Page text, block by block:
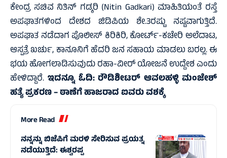
ಕೇಂದ್ರ ಸಚಿವ ನಿತಿನ್ ಗಡ್ಕರಿ (Nitin Gadkari) ಮಾಹಿತಿಯಂತೆ ರಸ್ತೆ
ಅಪಘಾತಗಳಿಂದ ದೇಶದ ಜಿಡಿಪಿಯ ಶೇ.3ರಷ್ಟು ನಷ್ಟವಾಗುತ್ತಿದೆ.
ಅಪಘಾತ ನಡೆದಾಗ ಪೊಲೀಸ್ ಕಿರಿಕಿರಿ, ಕೋರ್ಟ್-ಕಚೇರಿ ಅಲೆದಾಟ,
ಆಸ್ಪತ್ರೆ ಖರ್ಚು, ಕಾನೂನಿಗೆ ಹೆದರಿ ಜನ ಸಹಾಯ ಮಾಡಲು ಬರಲ್ಲ. ಈ
ಭಯ ಹೋಗಲಾಡಿಸುವುದು ರಹಾ-ವೀರ್ ಯೋಜನೆ ಉದ್ದೇಶ ಎಂದು
ಹೇಳಿದ್ದಾರೆ. ಇದನ್ನೂ ಓದಿ:ರೌಡಿಶೀಟರ್ ಆವಲಹಳ್ಳಿ ಮಂಜೇಶ್
ಹತ್ಯೆ ಪ್ರಕರಣ – ಠಾಣೆಗೆ ಹಾಜರಾದ ಐವರು ವಶಕ್ಕೆ
More Read
ನನ್ನನ್ನು ಬಿಜೆಪಿಗೆ ಮರಳಿ ಸೇರಿಸುವ ಪ್ರಯತ್ನ
ನಡೆಯುತ್ತಿದೆ: ಈಶ್ವರಪ್ಪ